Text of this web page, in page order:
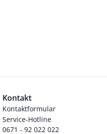
Kontakt
Kontaktformular
Service-Hotline
0671 - 92 022 022